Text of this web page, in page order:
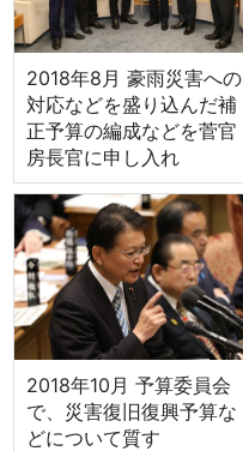
2018年8月 豪雨災害への
対応などを盛り込んだ補
正予算の編成などを菅官
房長官に申し入れ
2018年10月 予算委員会
で、災害復旧復興予算な
どについて質す